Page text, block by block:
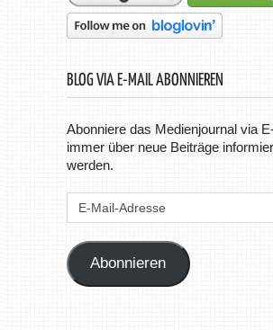
BLOG VIA E-MAIL ABONNIEREN
Abonniere das Medienjournal via
immer über neue Beiträge
werden.
Abonnieren